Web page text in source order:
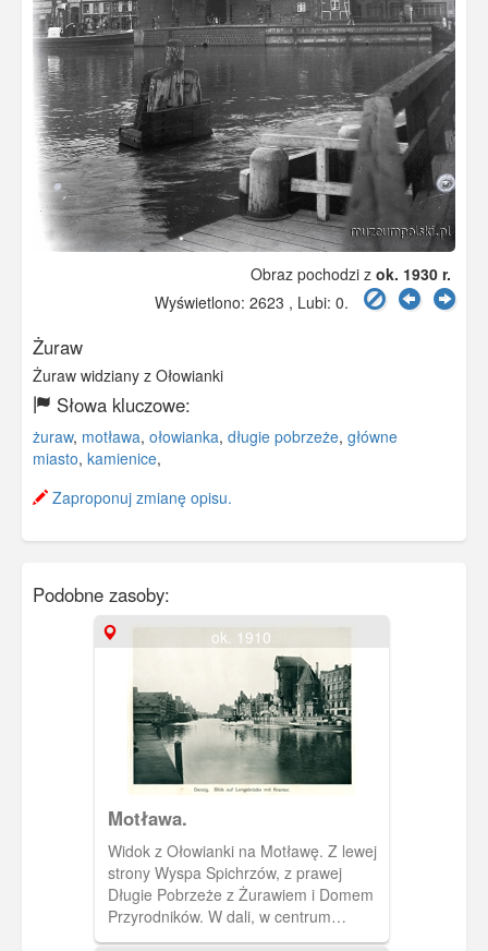
Obraz pochodzi z ok. 1930 r.
Wyświetlono: 2623 , Lubi: 0.
Żuraw
Żuraw widziany z Ołowianki
Słowa kluczowe:
żuraw, motława, ołowianka, długie pobrzeże, główne
miasto, kamienice,
Zaproponuj zmianę opisu.
Podobne zasoby:
ok. 1910
Motława.
Widok z Ołowianki na Motławę. Z lewej
strony Wyspa Spichrzów, z prawej
Długie Pobrzeże z Żurawiem i Domem
Przyrodników. W dali, w centrum
Zielony Most.